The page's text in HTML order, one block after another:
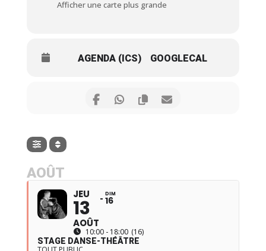
Afficher une carte plus grande
AGENDA (ICS) GOOGLECAL
AOÛT
JEU
13
AOÛT
DIM
16
10:00 - 18:00 (16)
STAGE DANSE-THÉÂTRE